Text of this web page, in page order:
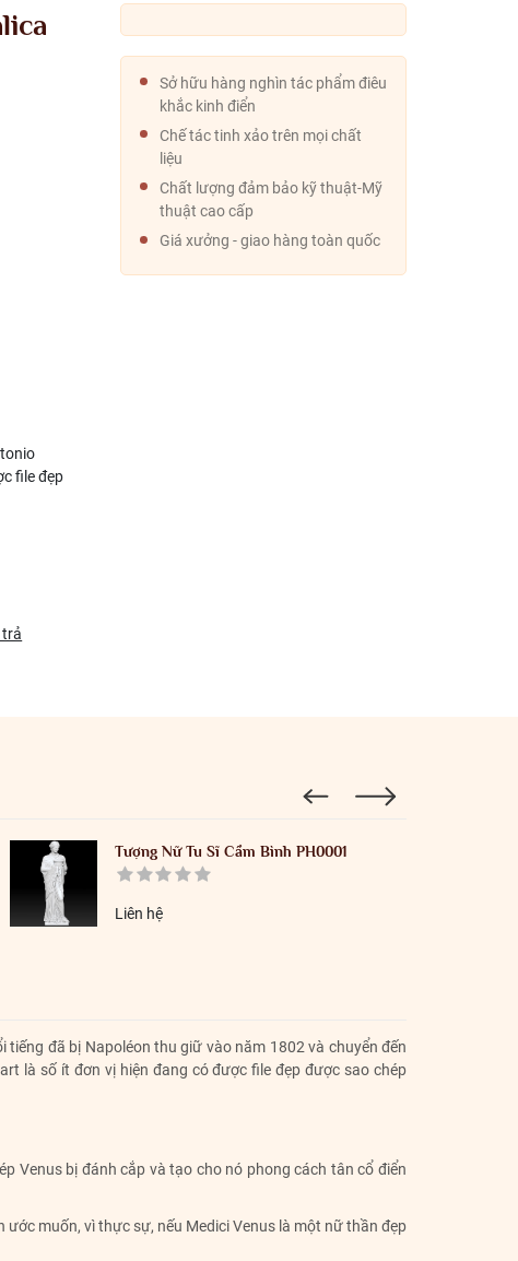
file đẹp
trả
Sở hữu hàng nghìn tác phẩm điêu
khắc kinh điển
Chế tác tinh xảo trên mọi chất
liệu
Chất lượng đảm bảo kỹ thuật-Mỹ
thuật cao cấp
Giá xưởng - giao hàng toàn quốc
Tượng Nữ Tu Sĩ Cầm Bình PH0001
Liên hệ
đã bị Napoléon thu giữ vào năm 1802 và chuyển đến
là số ít đơn vị hiện đang có được file đẹp được sao chép
Venus bị đánh cắp và tạo cho nó phong cách tân cổ điển
muốn, vì thực sự, nếu Medici Venus là một nữ thần đẹp